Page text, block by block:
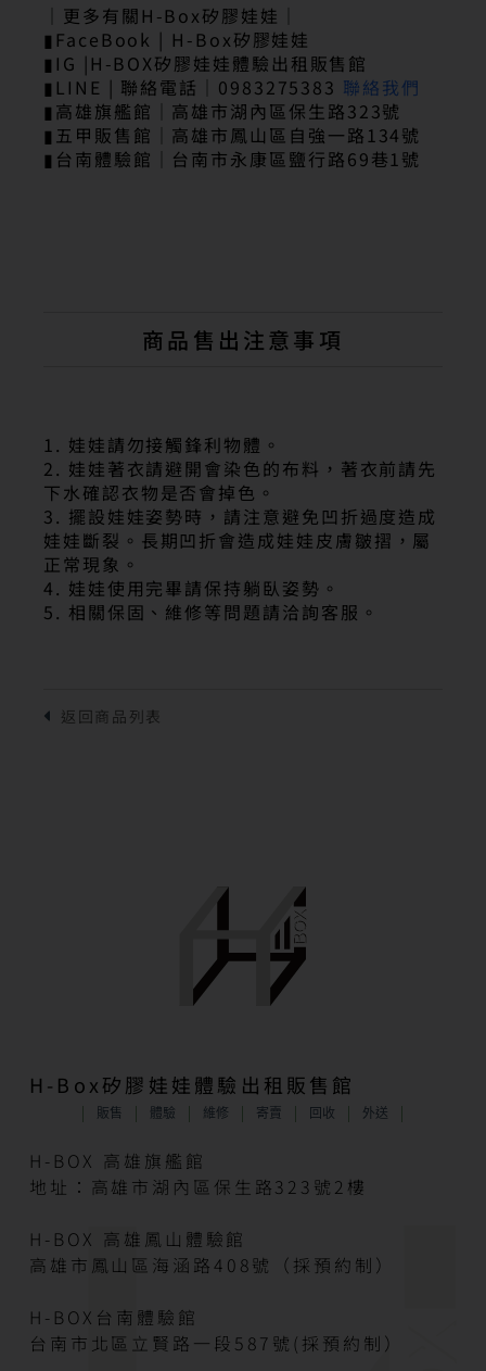
｜更多有關H-Box矽膠娃娃｜
▮FaceBook | H-Box矽膠娃娃
▮IG |H-BOX矽膠娃娃體驗出租販售館
▮LINE | 聯絡電話｜0983275383 聯絡我們
▮高雄旗艦館｜高雄市湖內區保生路323號
▮五甲販售館｜高雄市鳳山區自強一路134號
▮台南體驗館｜台南市永康區鹽行路69巷1號
商品售出注意事項
1. 娃娃請勿接觸鋒利物體。
2. 娃娃著衣請避開會染色的布料，著衣前請先
下水確認衣物是否會掉色。
3. 擺設娃娃姿勢時，請注意避免凹折過度造成
娃娃斷裂。長期凹折會造成娃娃皮膚皺摺，屬
正常現象。
4. 娃娃使用完畢請保持躺臥姿勢。
5. 相關保固、維修等問題請洽詢客服。
H-Box矽膠娃娃體驗出租販售館
販售 體驗 維修 寄賣 回收 外送
H-BOX 高雄旗艦館
地址：高雄市湖內區保生路323號2樓
H-BOX 高雄鳳山體驗館
高雄市鳳山區海涵路408號（採預約制）
H-BOX台南體驗館
台南市北區立賢路一段587號(採預約制）